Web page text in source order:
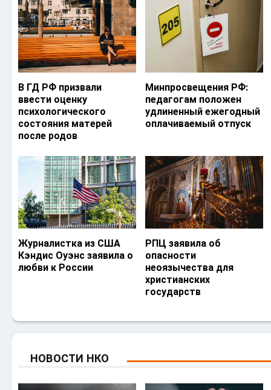
В ГД РФ призвали
ввести оценку
психологического
состояния матерей
после родов
Минпросвещения РФ:
педагогам положен
удлиненный ежегодный
оплачиваемый отпуск
Журналистка из США
Кэндис Оуэнс заявила о
любви к России
РПЦ заявила об
опасности
неоязычества для
христианских
государств
НОВОСТИ НКО